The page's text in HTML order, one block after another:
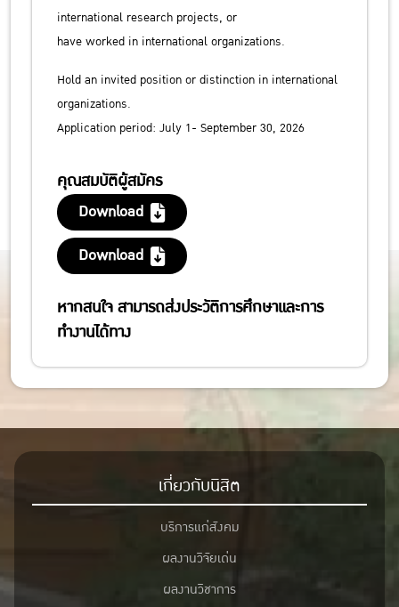
international research projects, or
have worked in international organizations.
Hold an invited position or distinction in international
organizations.
Application period: July 1- September 30, 2026
คุณสมบัติผู้สมัคร
Download
Download
หากสนใจ สามารถส่งประวัติการศึกษาและการ
ทำงานได้ทาง
เกี่ยวกับนิสิต
บริการแก่สังคม
ผลงานวิจัยเด่น
ผลงานวิชาการ